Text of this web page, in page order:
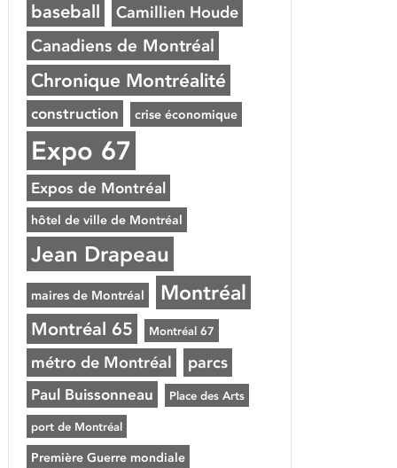
baseball Camillien Houde
Canadiens de Montréal
Chronique Montréalité
construction crise économique
Expo 67
Expos de Montréal
hôtel de ville de Montréal
Jean Drapeau
maires de Montréal Montréal
Montréal 65 Montréal 67
métro de Montréal parcs
Paul Buissonneau Place des Arts
port de Montréal
Première Guerre mondiale